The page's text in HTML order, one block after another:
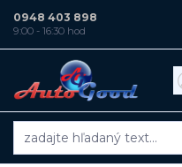
0948 403 898
9:00 - 16:30 hod